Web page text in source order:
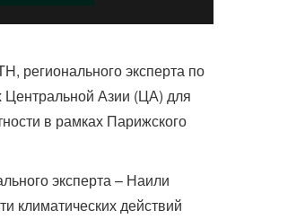
регионального эксперта по
Центральной Азии (ЦА) для
в рамках Парижского
эксперта – Наили
климатических действий